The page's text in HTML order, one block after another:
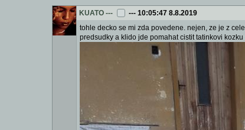
KUATO --- --- 10:05:47 8.8.2019
tohle decko se mi zda povedene. nejen, ze je z
predsudky a klido jde pomahat cistit tatinkovi